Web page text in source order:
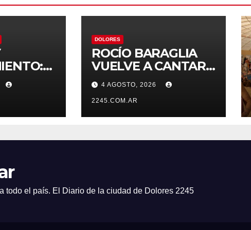
LOS
DOLORES
ROCÍO BARAGLIA
VUELVE A CANTAR
EN EUROPA
4 AGOSTO, 2026
2245.COM.AR
todo el país. El Diario de la ciudad de Dolores 2245